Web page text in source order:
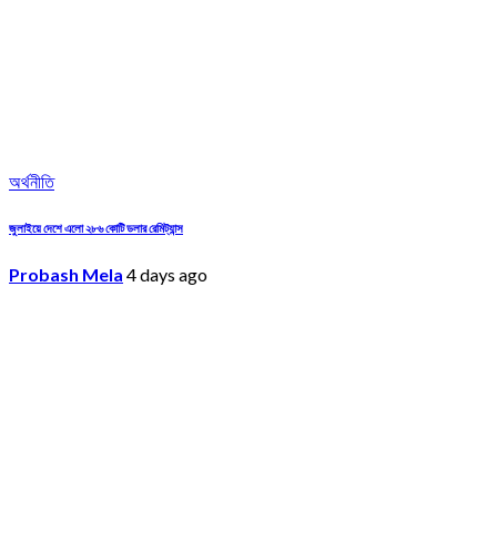
অর্থনীতি
জুলাইয়ে দেশে এলো ২৮৬ কোটি ডলার রেমিট্যান্স
Probash Mela 4 days ago